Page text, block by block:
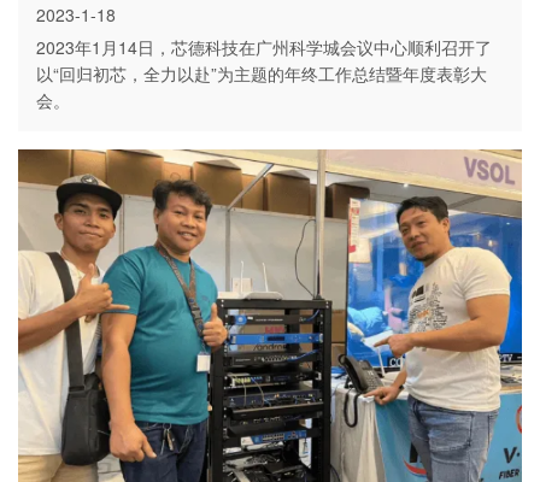
2023-1-18
2023年1月14日，芯德科技在广州科学城会议中心顺利召开了
以“回归初芯，全力以赴”为主题的年终工作总结暨年度表彰大
会。